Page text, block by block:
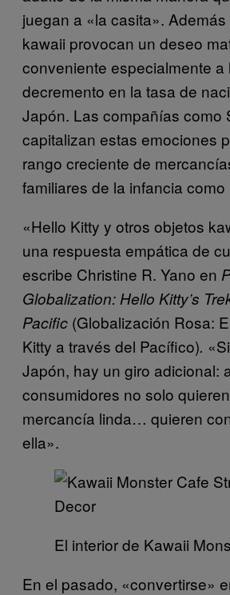
juegan a «la casita».
kawaii provocan un deseo
conveniente especialmente a
decremento en la tasa de
Japón. Las compañías como
capitalizan estas emociones
rango creciente de
familiares de la infancia como
«Hello Kitty y otros objetos
una respuesta empática de
escribe Christine R. Yano en
Globalization: Hello Kitty’s
Pacific (Globalización Rosa:
Kitty a través del Pacífico).
Japón, hay un giro adicional:
consumidores no solo
mercancía linda… quieren
ella».
El interior de Kawaii
En el pasado, «convertirse»